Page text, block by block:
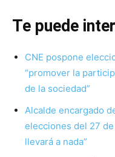
Te puede
CNE pospone
“promover la
de la sociedad”
Alcalde encargado
elecciones del 27
llevará a nada”